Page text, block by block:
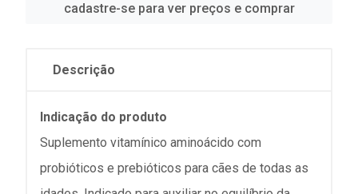
cadastre-se para ver preços e comprar
Descrição
Indicação do produto
Suplemento vitamínico aminoácido com
probióticos e prebióticos para cães de todas as